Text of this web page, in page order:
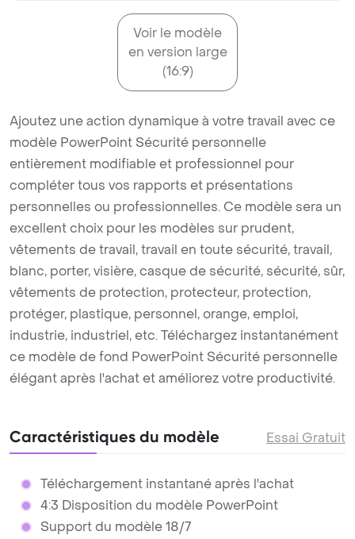
Voir le modèle
en version large
(16:9)
Ajoutez une action dynamique à votre travail avec ce
modèle PowerPoint Sécurité personnelle
entièrement modifiable et professionnel pour
compléter tous vos rapports et présentations
personnelles ou professionnelles. Ce modèle sera un
excellent choix pour les modèles sur prudent,
vêtements de travail, travail en toute sécurité, travail,
blanc, porter, visière, casque de sécurité, sécurité, sûr,
vêtements de protection, protecteur, protection,
protéger, plastique, personnel, orange, emploi,
industrie, industriel, etc. Téléchargez instantanément
ce modèle de fond PowerPoint Sécurité personnelle
élégant après l'achat et améliorez votre productivité.
Caractéristiques du modèle Essai Gratuit
Téléchargement instantané après l'achat
4:3 Disposition du modèle PowerPoint
Support du modèle 18/7